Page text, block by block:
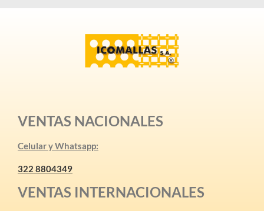
VENTAS NACIONALES
Celular y Whatsapp:
322 8804349
VENTAS INTERNACIONALES